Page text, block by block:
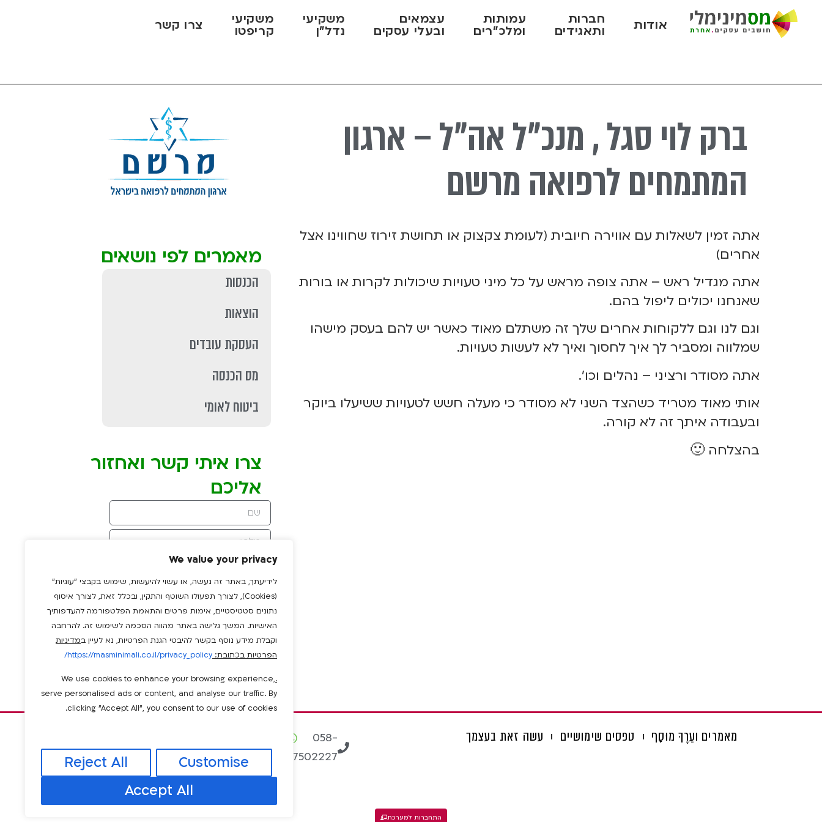
We value your privacy
לידיעתך, באתר זה נעשה, או עשוי להיעשות, שימוש בקבצי "עוגיות"
(Cookies), לצורך תפעולו השוטף והתקין, ובכלל זאת, לצורך איסוף
נתונים סטטיסטיים, אימות פרטים והתאמת הפלטפורמה להעדפותיך
האישיות. המשך גלישה באתר מהווה הסכמה לשימוש זה. להרחבה
וקבלת מידע נוסף בקשר להיבטי הגנת הפרטיות, נא לעיין במדיניות
הפרטיות בכתובת: https://masminimali.co.il/privacy_policy/
.
We use cookies to enhance your browsing experience,
serve personalised ads or content, and analyse our traffic. By
clicking "Accept All", you consent to our use of cookies.
Customise
Reject All
Accept All
אודות חברות
ותאגידים
עמותות
ומלכ"רים
עצמאים
ובעלי עסקים
משקיעי
נדל"ן
משקיעי
קריפטו צרו קשר
ברק לוי סגל , מנכ"ל אה"ל – ארגון
המתמחים לרפואה מרשם
אתה זמין לשאלותעם אווירה חיובית (לעומת צקצוק או תחושת זירוז שחווינו אצל
אחרים)
אתה מגדיל ראש – אתה צופה מראש על כל מיני טעויות שיכולות לקרות או בורות
שאנחנו יכולים ליפול בהם.
וגם לנו וגם ללקוחות אחרים שלך זה משתלם מאוד כאשר יש להם בעסק מישהו
שמלווה ומסביר לך איך לחסוך ואיך לא לעשות טעויות.
אתה מסודר ורציני – נהלים וכו'.
אותי מאוד מטריד כשהצד השני לא מסודר כי מעלה חשש לטעויות ששיעלו ביוקר
ובעבודה איתך זה לא קורה.
בהצלחה 🙂
מאמרים לפי נושאים
הכנסות
הוצאות
העסקת עובדים
מס הכנסה
ביטוח לאומי
צרו איתי קשר ואחזור
אליכם
שליחה
מאמרים נוספים:
הקודם הבא
מאמרים ועֵרֶךְ מוּסָף טפסים שימושיים עשה זאת בעצמך
058-
7502227
בנימינה
התחברות למערכת